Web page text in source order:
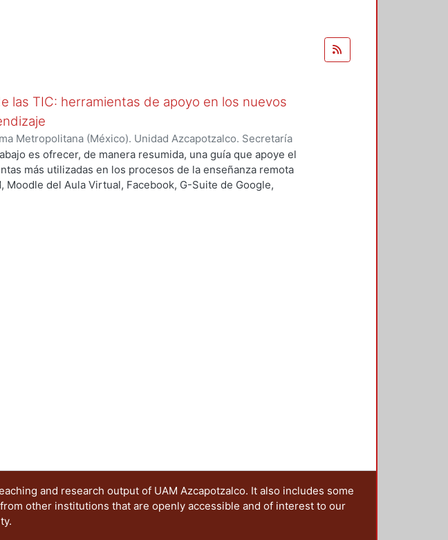
las TIC: herramientas de apoyo en los nuevos
Metropolitana (México). Unidad Azcapotzalco. Secretaría
Castro, María Beatriz;Orozco García, Paola Yatzel;Puga
;Martínez Morales, Mercedes Isabel;Alvarado Hernández,
la Torre, Juan Carlos
es ofrecer, de manera resumida, una guía que apoye el
más utilizadas en los procesos de la enseñanza remota
Moodle del Aula Virtual, Facebook, G-Suite de Google,
and research output of UAM Azcapotzalco. It also includes some
other institutions that are openly accessible and of interest to our